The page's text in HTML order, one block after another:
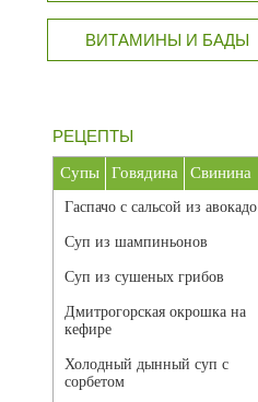
ВИТАМИНЫ И БАДЫ
РЕЦЕПТЫ
Супы Говядина Свинина
Гаспачо с сальсой из авокадо
Суп из шампиньонов
Суп из сушеных грибов
Дмитрогорская окрошка на
кефире
Холодный дынный суп с
сорбетом